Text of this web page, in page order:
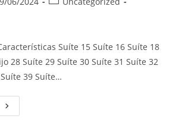
Suíte 15 Suíte 16 Suíte 18
28 Suíte 29 Suíte 30 Suíte 31 Suíte 32
39 Suíte…
Suíte
Gran